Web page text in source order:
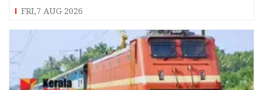
FRI,7 AUG 2026